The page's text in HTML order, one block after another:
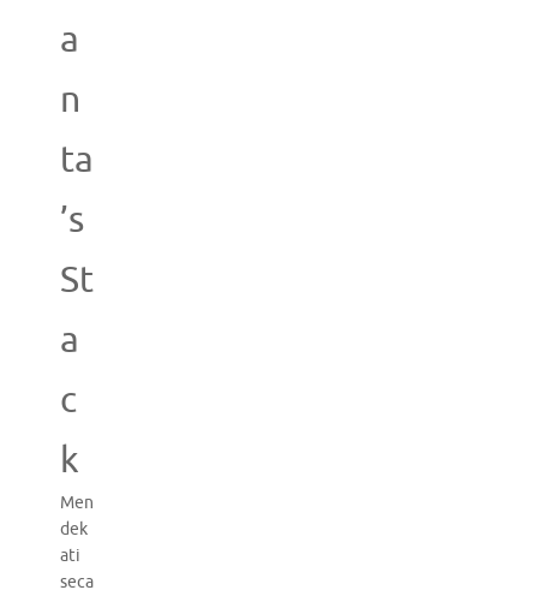
a
n
ta
’s
St
a
c
k
Men
dek
ati
seca